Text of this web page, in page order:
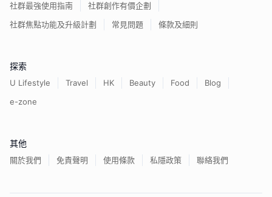
社群最強使用指南
社群創作有價企劃
社群焦點功能及升級計劃
常見問題 條款及細則
探索
U Lifestyle Travel HK Beauty Food
Blog
e-zone
其他
關於我們 免責聲明 使用條款 私隱政策 聯絡我們